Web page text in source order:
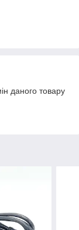
даного товару